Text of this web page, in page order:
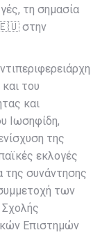
τη σημασία
🇪🇺 στην
του
και
Ιωσηφίδη,
της
εκλογές
της συνάντησης
των
Επιστημών